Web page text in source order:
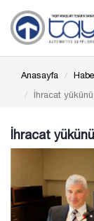
Anasayfa
İhracat
İhracat